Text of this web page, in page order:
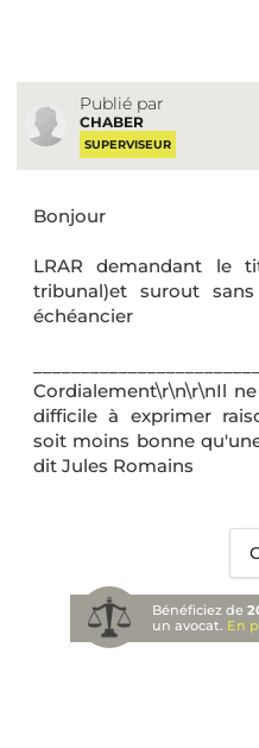
Publié par
CHABER
SUPERVISEUR
Bonjour
LRAR demandant le
tribunal)et surout
échéancier
Cordialement\r\n\r\nIl
difficile à exprimer
soit moins bonne
dit Jules Romains
Bénéficiez de
un avocat. En